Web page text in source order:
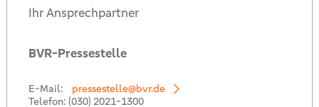
Ihr Ansprechpartner
BVR-Pressestelle
E-Mail:
pressestelle@bvr.de
Telefon: (030) 2021-1300